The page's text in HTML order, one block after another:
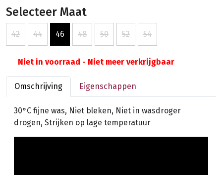
Selecteer Maat
42 44 46 48 50 52 54
Niet in voorraad - Niet meer verkrijgbaar
Omschrijving Eigenschappen
30°C fijne was, Niet bleken, Niet in wasdroger
drogen, Strijken op lage temperatuur